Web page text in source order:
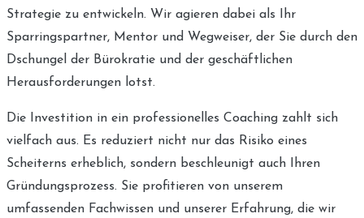
Strategie zu entwickeln. Wir agieren dabei als Ihr
Sparringspartner, Mentor und Wegweiser, der Sie durch den
Dschungel der Bürokratie und der geschäftlichen
Herausforderungen lotst.
Die Investition in ein professionelles Coaching zahlt sich
vielfach aus. Es reduziert nicht nur das Risiko eines
Scheiterns erheblich, sondern beschleunigt auch Ihren
Gründungsprozess. Sie profitieren von unserem
umfassenden Fachwissen und unserer Erfahrung, die wir